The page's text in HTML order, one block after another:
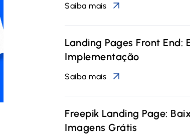
Saiba mais
Landing Pages Front End:
Implementação
Saiba mais
Freepik Landing Page:
Imagens Grátis